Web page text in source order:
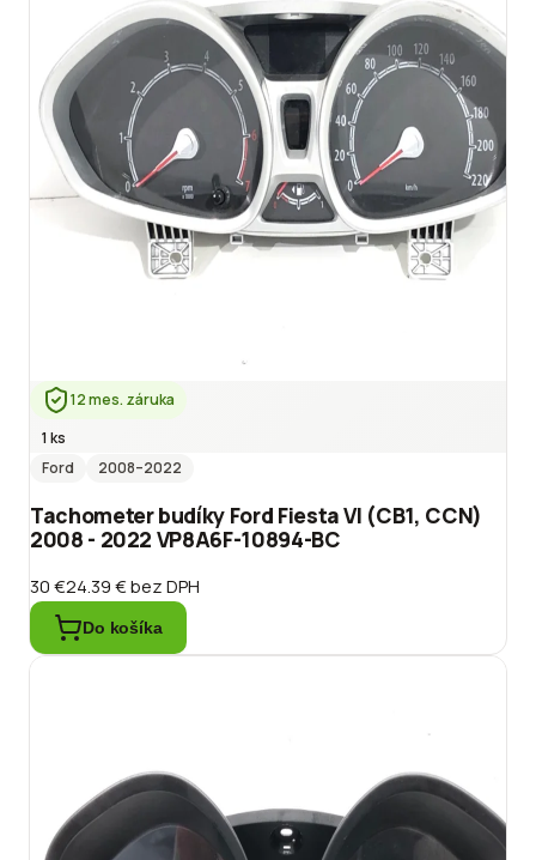
12 mes. záruka
1 ks
Ford
2008–2022
Tachometer budíky Ford Fiesta VI (CB1, CCN)
2008 - 2022 VP8A6F-10894-BC
30 €24.39 €bez DPH
Do košíka